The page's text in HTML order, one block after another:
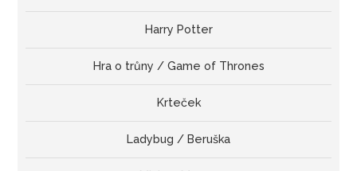
Harry Potter
Hra o trůny / Game of Thrones
Krteček
Ladybug / Beruška